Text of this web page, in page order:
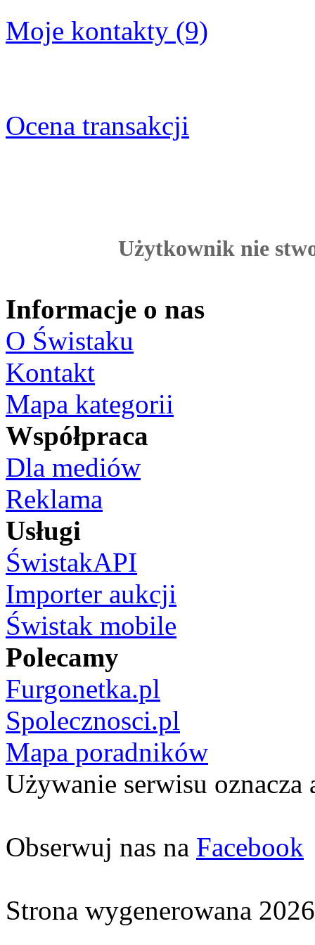
Moje kontakty (9)
Ocena transakcji
Użytkownik nie
Informacje o nas
O Świstaku
Kontakt
Mapa kategorii
Współpraca
Dla mediów
Reklama
Usługi
ŚwistakAPI
Importer aukcji
Świstak mobile
Polecamy
Furgonetka.pl
Spolecznosci.pl
Mapa poradników
Używanie serwisu oznacza
Obserwuj nas na Facebook
Strona wygenerowana